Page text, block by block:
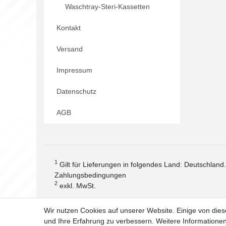
Waschtray-Steri-Kassetten
Kontakt
Versand
Impressum
Datenschutz
AGB
1 Gilt für Lieferungen in folgendes Land:
Zahlungsbedingungen
2 exkl. MwSt.
Wir nutzen Cookies auf unserer Website. Einige von
und Ihre Erfahrung zu verbessern. Weitere